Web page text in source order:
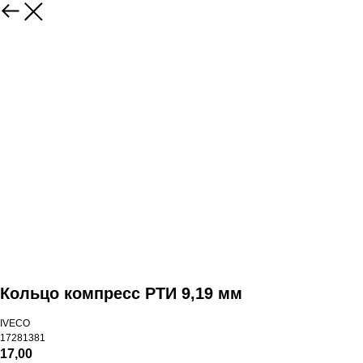
Кольцо компресс РТИ 9,19 мм
IVECO
17281381
17,00